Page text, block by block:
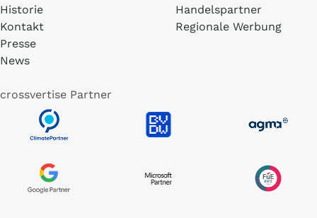
Historie
Kontakt
Presse
News
Handelspartner
Regionale Werbung
crossvertise Partner